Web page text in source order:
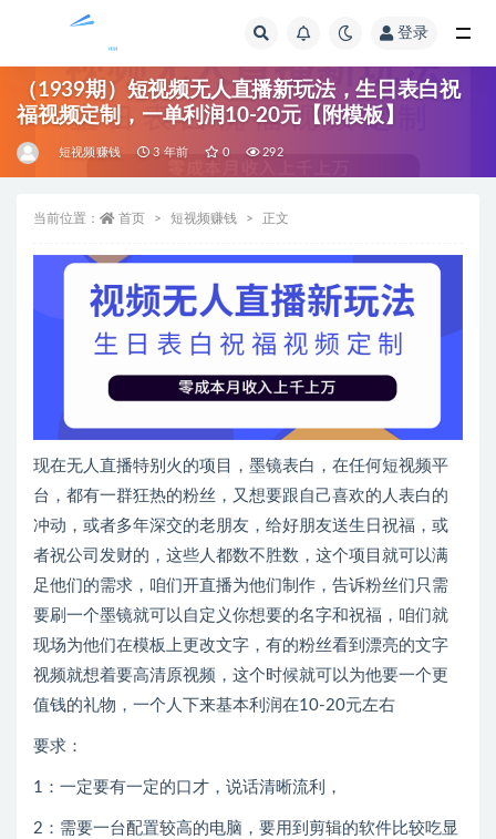
登录
（1939期）短视频无人直播新玩法，生日表白祝
福视频定制，一单利润10-20元【附模板】
短视频赚钱 3 年前 0 292
当前位置： 首页 短视频赚钱 正文
现在无人直播特别火的项目，墨镜表白，在任何短视频平
台，都有一群狂热的粉丝，又想要跟自己喜欢的人表白的
冲动，或者多年深交的老朋友，给好朋友送生日祝福，或
者祝公司发财的，这些人都数不胜数，这个项目就可以满
足他们的需求，咱们开直播为他们制作，告诉粉丝们只需
要刷一个墨镜就可以自定义你想要的名字和祝福，咱们就
现场为他们在模板上更改文字，有的粉丝看到漂亮的文字
视频就想着要高清原视频，这个时候就可以为他要一个更
值钱的礼物，一个人下来基本利润在10-20元左右
要求：
1：一定要有一定的口才，说话清晰流利，
2：需要一台配置较高的电脑，要用到剪辑的软件比较吃显